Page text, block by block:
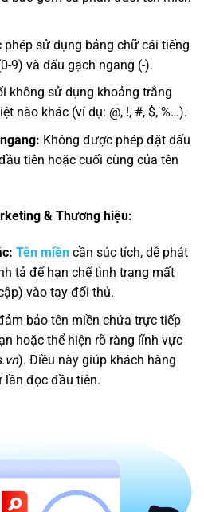
phép sử dụng bảng chữ cái tiếng
9) và dấu gạch ngang (-).
không sử dụng khoảng trắng
nào khác (ví dụ: @, !, #, $, %…).
Không được phép đặt dấu
tiên hoặc cuối cùng của tên
& Thương hiệu:
Tên miền cần súc tích, dễ phát
tả để hạn chế tình trạng mất
vào tay đối thủ.
bảo tên miền chứa trực tiếp
hoặc thể hiện rõ ràng lĩnh vực
n). Điều này giúp khách hàng
lần đọc đầu tiên.